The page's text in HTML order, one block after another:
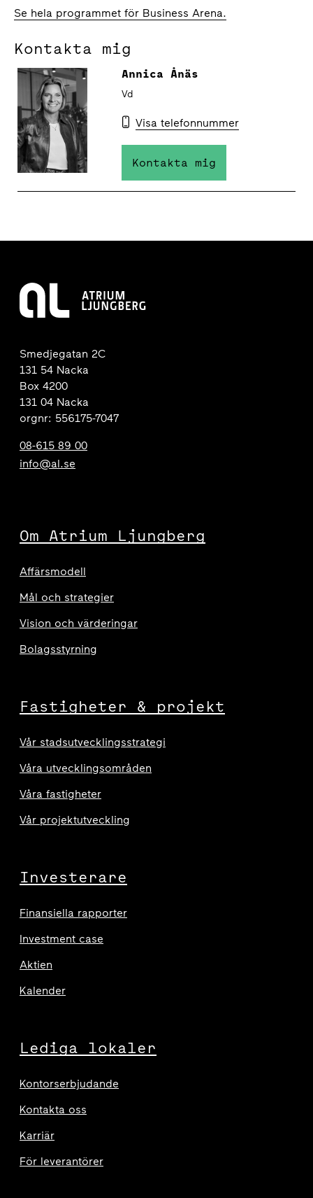
Se hela programmet för Business Arena.
Kontakta mig
Annica Ånäs
Vd
Visa telefonnummer
Kontakta mig
Smedjegatan 2C
131 54 Nacka
Box 4200
131 04 Nacka
orgnr: 556175-7047
08-615 89 00
info@al.se
Om Atrium Ljungberg
Affärsmodell
Mål och strategier
Vision och värderingar
Bolagsstyrning
Fastigheter & projekt
Vår stadsutvecklingsstrategi
Våra utvecklingsområden
Våra fastigheter
Vår projektutveckling
Investerare
Finansiella rapporter
Investment case
Aktien
Kalender
Lediga lokaler
Kontorserbjudande
Kontakta oss
Karriär
För leverantörer